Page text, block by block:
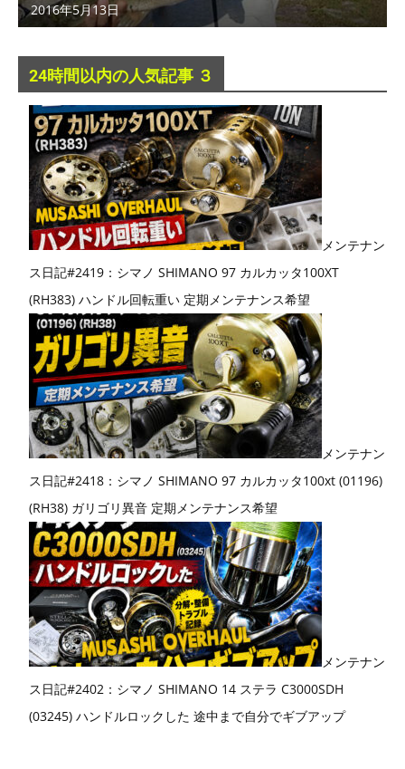
2016年5月13日
24時間以内の人気記事 ３
メンテナン
ス日記#2419：シマノ SHIMANO 97 カルカッタ100XT
(RH383) ハンドル回転重い 定期メンテナンス希望
メンテナン
ス日記#2418：シマノ SHIMANO 97 カルカッタ100xt (01196)
(RH38) ガリゴリ異音 定期メンテナンス希望
メンテナン
ス日記#2402：シマノ SHIMANO 14 ステラ C3000SDH
(03245) ハンドルロックした 途中まで自分でギブアップ